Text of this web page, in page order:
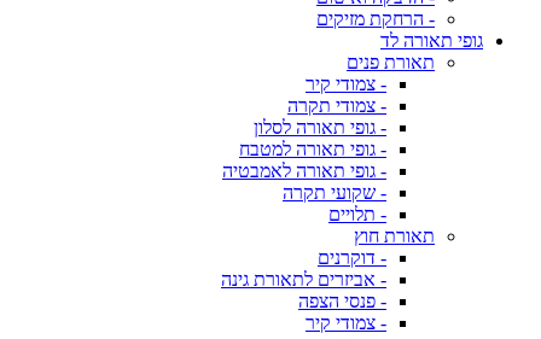
- הרחקת מזיקים
גופי תאורה לד
תאורת פנים
- צמודי קיר
- צמודי תקרה
- גופי תאורה לסלון
- גופי תאורה למטבח
- גופי תאורה לאמבטיה
- שקועי תקרה
- תלויים
תאורת חוץ
- דוקרנים
- אביזרים לתאורת גינה
- פנסי הצפה
- צמודי קיר